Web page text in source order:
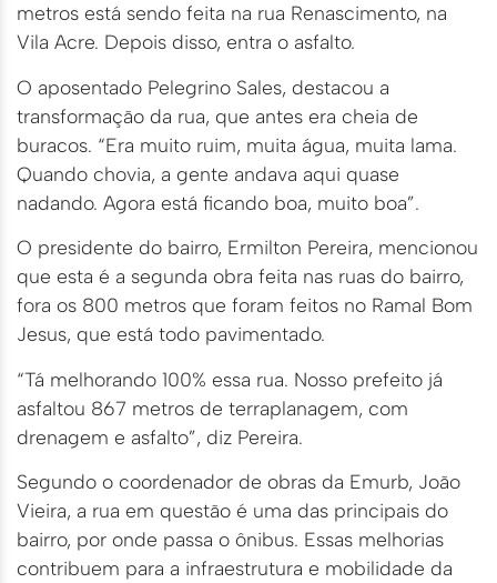
metros está sendo feita na rua Renascimento, na
Vila Acre. Depois disso, entra o asfalto.
O aposentado Pelegrino Sales, destacou a
transformação da rua, que antes era cheia de
buracos. “Era muito ruim, muita água, muita lama.
Quando chovia, a gente andava aqui quase
nadando. Agora está ficando boa, muito boa”.
O presidente do bairro, Ermilton Pereira, mencionou
que esta é a segunda obra feita nas ruas do bairro,
fora os 800 metros que foram feitos no Ramal Bom
Jesus, que está todo pavimentado.
“Tá melhorando 100% essa rua. Nosso prefeito já
asfaltou 867 metros de terraplanagem, com
drenagem e asfalto”, diz Pereira.
Segundo o coordenador de obras da Emurb, João
Vieira, a rua em questão é uma das principais do
bairro, por onde passa o ônibus. Essas melhorias
contribuem para a infraestrutura e mobilidade da